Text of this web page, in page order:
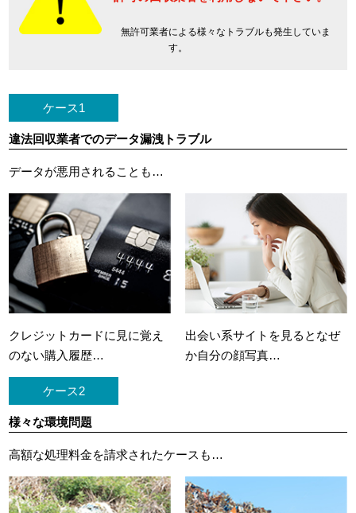
無許可業者による様々なトラブルも発生していま
す。
ケース1
違法回収業者でのデータ漏洩トラブル
データが悪用されることも…
クレジットカードに 見に覚え
のない購入履歴…
出会い系サイトを見ると なぜ
か自分の顔写真…
ケース2
様々な環境問題
高額な処理料金を請求されたケースも…